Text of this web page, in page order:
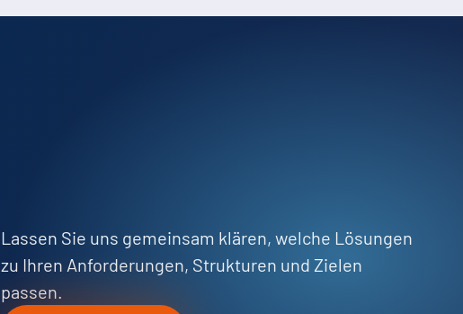
Lassen Sie uns gemeinsam klären, welche Lösungen
zu Ihren Anforderungen, Strukturen und Zielen
passen.